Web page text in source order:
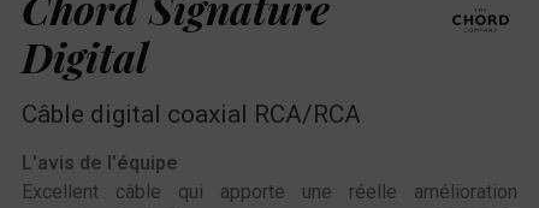
Digital
Câble digital coaxial RCA/RCA
L'avis de l'équipe
Excellent câble qui apporte une réelle amélioration